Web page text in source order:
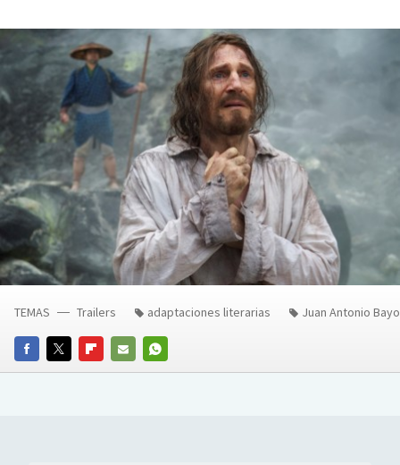
FACEBOOKTWITTERFLIPBOARD
E-
WHATSAPP
TEMAS Trailers adaptaciones literarias Juan Antonio